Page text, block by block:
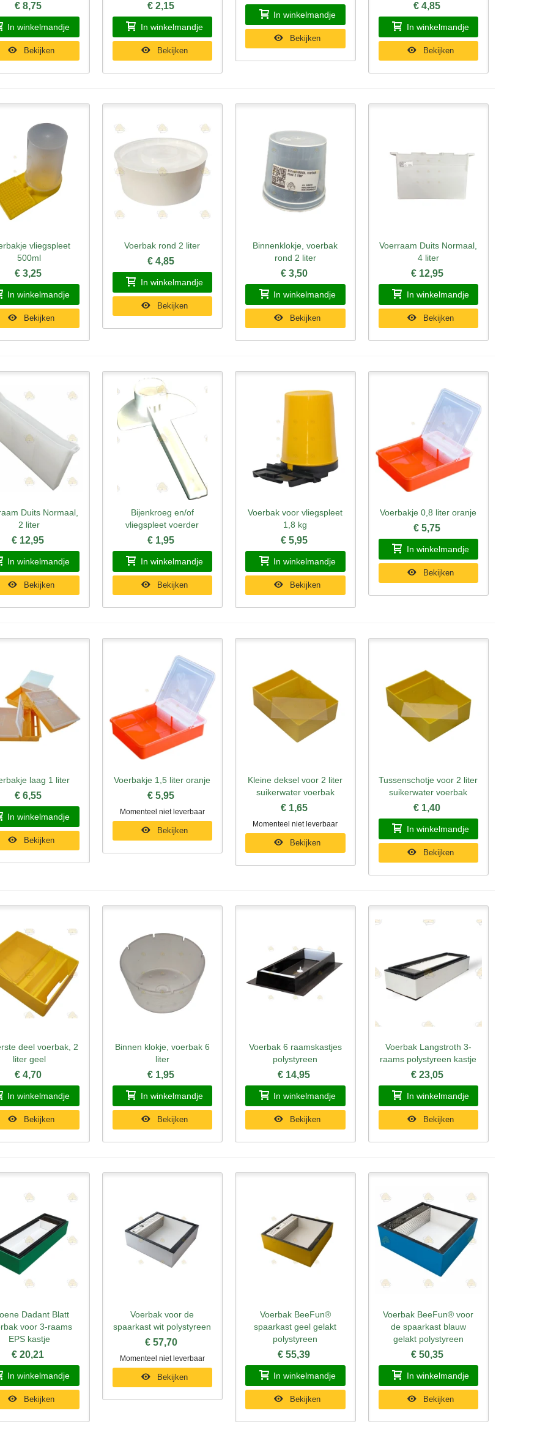
€ 8,75
In winkelmandje
Bekijken
€ 2,15
In winkelmandje
Bekijken
In winkelmandje
Bekijken
€ 4,85
In winkelmandje
Bekijken
bekijkenvliegspleet
500ml
€ 3,25
In winkelmandje
Bekijken
Snel bekijken
Voerbak rond 2 liter
€ 4,85
In winkelmandje
Bekijken
Snel bekijken
Binnenklokje, voerbak
rond 2 liter
€ 3,50
In winkelmandje
Bekijken
Snel bekijken
Voerraam Duits Normaal,
4 liter
€ 12,95
In winkelmandje
Bekijken
bekijken
Duits Normaal,
2 liter
€ 12,95
In winkelmandje
Bekijken
Snel bekijken
Bijenkroeg en/of
vliegspleet voerder
€ 1,95
In winkelmandje
Bekijken
Snel bekijken
Voerbak voor vliegspleet
1,8 kg
€ 5,95
In winkelmandje
Bekijken
Snel bekijken
Voerbakje 0,8 liter oranje
€ 5,75
In winkelmandje
Bekijken
bekijkenlaag 1 liter
€ 6,55
In winkelmandje
Bekijken
Snel bekijken
Voerbakje 1,5 liter oranje
€ 5,95
Momenteel niet leverbaar
Bekijken
Snel bekijken
Kleine deksel voor 2 liter
suikerwater voerbak
€ 1,65
Momenteel niet leverbaar
Bekijken
Snel bekijken
Tussenschotje voor 2 liter
suikerwater voerbak
€ 1,40
In winkelmandje
Bekijken
bekijken
deel voerbak, 2
liter geel
€ 4,70
In winkelmandje
Bekijken
Snel bekijken
Binnen klokje, voerbak 6
liter
€ 1,95
In winkelmandje
Bekijken
Snel bekijken
Voerbak 6 raamskastjes
polystyreen
€ 14,95
In winkelmandje
Bekijken
Snel bekijken
Voerbak Langstroth 3-
raams polystyreen kastje
€ 23,05
In winkelmandje
Bekijken
bekijken
Dadant Blatt
voor 3-raams
EPS kastje
€ 20,21
In winkelmandje
Bekijken
Snel bekijken
Voerbak voor de
spaarkast wit polystyreen
€ 57,70
Momenteel niet leverbaar
Bekijken
Snel bekijken
Voerbak BeeFun®
spaarkast geel gelakt
polystyreen
€ 55,39
In winkelmandje
Bekijken
Snel bekijken
Voerbak BeeFun® voor
de spaarkast blauw
gelakt polystyreen
€ 50,35
In winkelmandje
Bekijken